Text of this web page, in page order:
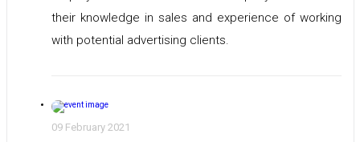
their knowledge in sales and experience of working
with potential advertising clients.
09 February 2021